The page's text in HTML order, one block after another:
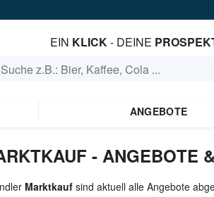
EIN KLICK- DEINE
ANGEBOTE
- ANGEBOTE
Marktkauf sind aktuell alle Angebote